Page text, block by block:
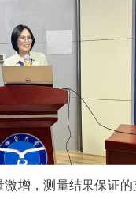
增，测量结果保证